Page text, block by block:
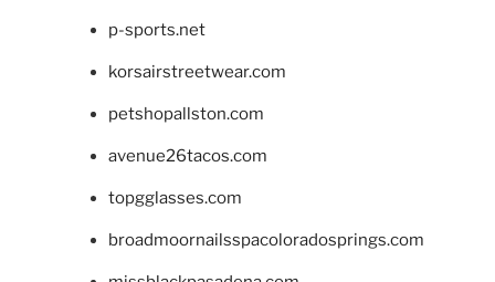
p-sports.net
korsairstreetwear.com
petshopallston.com
avenue26tacos.com
topgglasses.com
broadmoornailsspacoloradosprings.com